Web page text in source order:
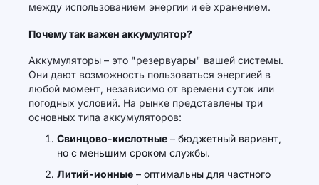
между использованием энергии и её хранением.
Почему так важен аккумулятор?
Аккумуляторы – это "резервуары" вашей системы.
Они дают возможность пользоваться энергией в
любой момент, независимо от времени суток или
погодных условий. На рынке представлены три
основных типа аккумуляторов:
Свинцово-кислотные – бюджетный вариант,
но с меньшим сроком службы.
Литий-ионные – оптимальны для частного